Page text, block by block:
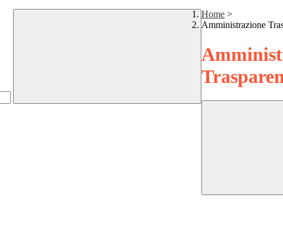
Home >
Amministrazione